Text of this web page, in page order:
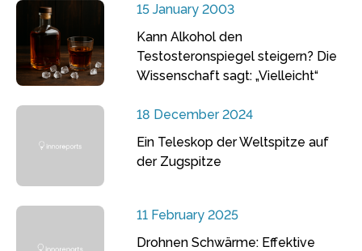
15 January 2003
Kann Alkohol den
Testosteronspiegel steigern? Die
Wissenschaft sagt: „Vielleicht“
18 December 2024
Ein Teleskop der Weltspitze auf
der Zugspitze
11 February 2025
Drohnen Schwärme: Effektive